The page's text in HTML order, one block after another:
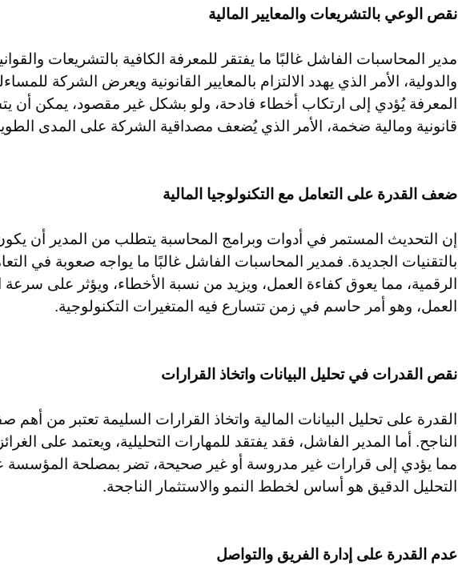
نقص الوعي بالتشريعات والمعايير المالية
مدير المحاسبات الفاشل غالبًا ما يفتقر للمعرفة الكافية بالتشريعات
والدولية، الأمر الذي يهدد الالتزام بالمعايير القانونية ويعرض الشركة
المعرفة يُؤدي إلى ارتكاب أخطاء فادحة، ولو بشكل غير مقصود، يمكن
قانونية ومالية ضخمة، الأمر الذي يُضعف مصداقية الشركة على المدى
ضعف القدرة على التعامل مع التكنولوجيا المالية
إن التحديث المستمر في أدوات وبرامج المحاسبة يتطلب من المدير أن
بالتقنيات الجديدة. فمدير المحاسبات الفاشل غالبًا ما يواجه صعوبة في
الرقمية، مما يعوق كفاءة العمل، ويزيد من نسبة الأخطاء، ويؤثر على سرعة
العمل، وهو أمر حاسم في زمن تتسارع فيه المتغيرات التكنولوجية.
نقص القدرات في تحليل البيانات واتخاذ القرارات
القدرة على تحليل البيانات المالية واتخاذ القرارات السليمة تعتبر من
الناجح. أما المدير الفاشل، فقد يفتقد للمهارات التحليلية، ويعتمد على
مما يؤدي إلى قرارات غير مدروسة أو غير صحيحة، تضر بمصلحة المؤسسة
التحليل الدقيق هو أساس لخطط النمو والاستثمار الناجحة.
عدم القدرة على إدارة الفريق والتواصل